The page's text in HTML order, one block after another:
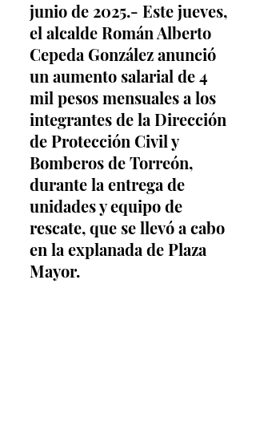
junio de 2025.- Este jueves,
el alcalde Román Alberto
Cepeda González anunció
un aumento salarial de 4
mil pesos mensuales a los
integrantes de la Dirección
de Protección Civil y
Bomberos de Torreón,
durante la entrega de
unidades y equipo de
rescate, que se llevó a cabo
en la explanada de Plaza
Mayor.